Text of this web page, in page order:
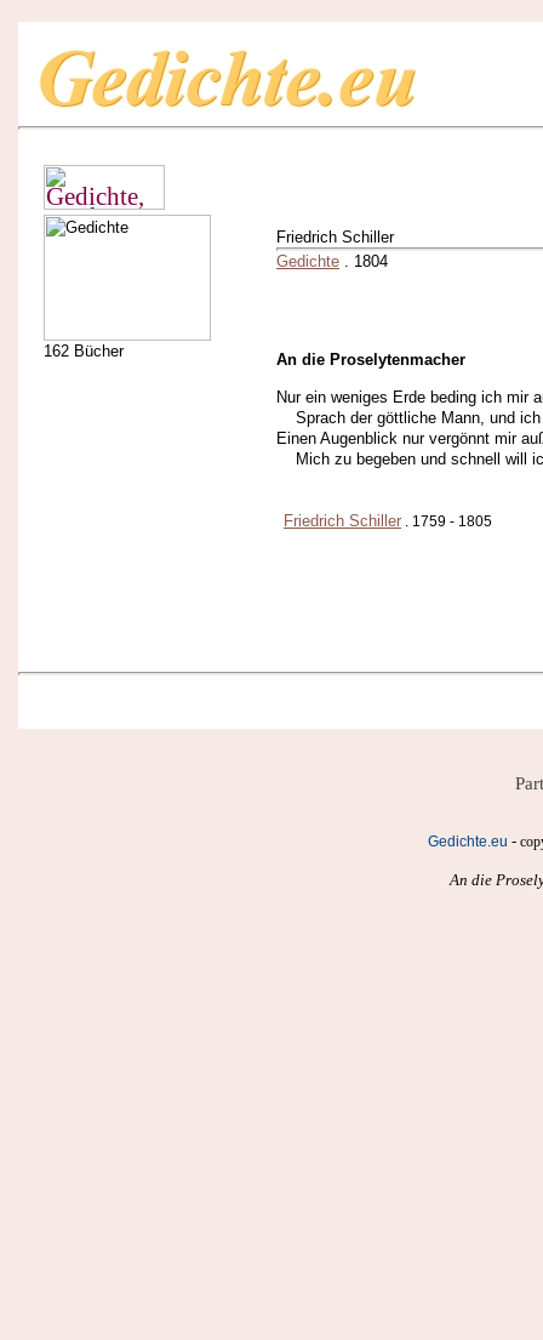
162 Bücher
Friedrich Schiller
Gedichte . 1804
An die Proselytenmacher
Nur ein weniges Erde beding ich mir
Sprach der göttliche Mann, und
Einen Augenblick nur vergönnt mir
Mich zu begeben und schnell will
Friedrich Schiller . 1759 - 1805
Gedichte.eu -
An die